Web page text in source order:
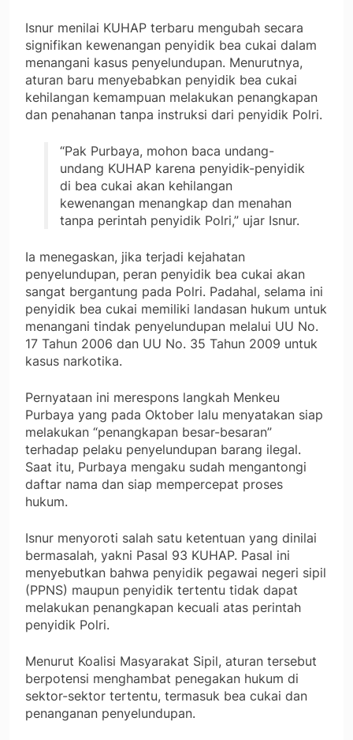
Isnur menilai KUHAP terbaru mengubah secara
signifikan kewenangan penyidik bea cukai dalam
menangani kasus penyelundupan. Menurutnya,
aturan baru menyebabkan penyidik bea cukai
kehilangan kemampuan melakukan penangkapan
dan penahanan tanpa instruksi dari penyidik Polri.
“Pak Purbaya, mohon baca undang-
undang KUHAP karena penyidik-penyidik
di bea cukai akan kehilangan
kewenangan menangkap dan menahan
tanpa perintah penyidik Polri,” ujar Isnur.
Ia menegaskan, jika terjadi kejahatan
penyelundupan, peran penyidik bea cukai akan
sangat bergantung pada Polri. Padahal, selama ini
penyidik bea cukai memiliki landasan hukum untuk
menangani tindak penyelundupan melalui UU No.
17 Tahun 2006 dan UU No. 35 Tahun 2009 untuk
kasus narkotika.
Pernyataan ini merespons langkah Menkeu
Purbaya yang pada Oktober lalu menyatakan siap
melakukan “penangkapan besar-besaran”
terhadap pelaku penyelundupan barang ilegal.
Saat itu, Purbaya mengaku sudah mengantongi
daftar nama dan siap mempercepat proses
hukum.
Isnur menyoroti salah satu ketentuan yang dinilai
bermasalah, yakni Pasal 93 KUHAP. Pasal ini
menyebutkan bahwa penyidik pegawai negeri sipil
(PPNS) maupun penyidik tertentu tidak dapat
melakukan penangkapan kecuali atas perintah
penyidik Polri.
Menurut Koalisi Masyarakat Sipil, aturan tersebut
berpotensi menghambat penegakan hukum di
sektor-sektor tertentu, termasuk bea cukai dan
penanganan penyelundupan.